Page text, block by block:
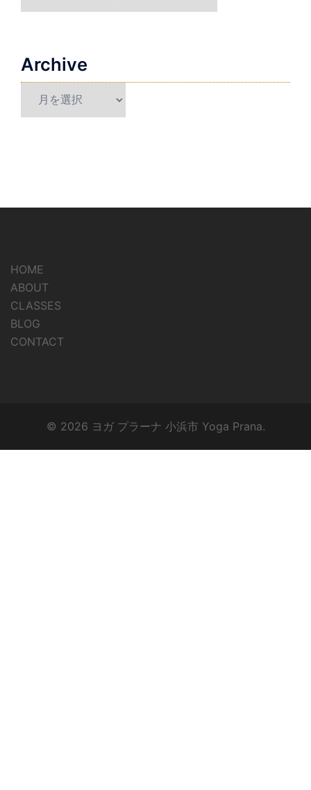
Archive
HOME
ABOUT
CLASSES
BLOG
CONTACT
© 2026 ヨガ プラーナ 小浜市 Yoga Prana.